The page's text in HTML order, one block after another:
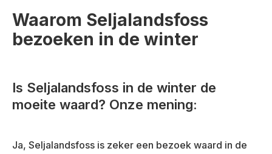
Waarom Seljalandsfoss
bezoeken in de winter
Is Seljalandsfoss in de winter de
moeite waard? Onze mening:
Ja, Seljalandsfoss is zeker een bezoek waard in de